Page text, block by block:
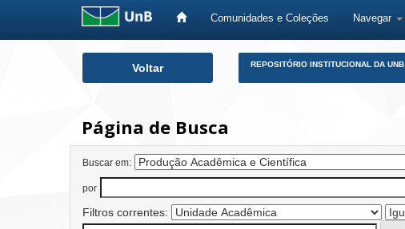
Comunidades e Coleções Navegar
Voltar REPOSITÓRIO INSTITUCIONAL DA UNB
Página de Busca
Buscar em:
por
Filtros correntes: